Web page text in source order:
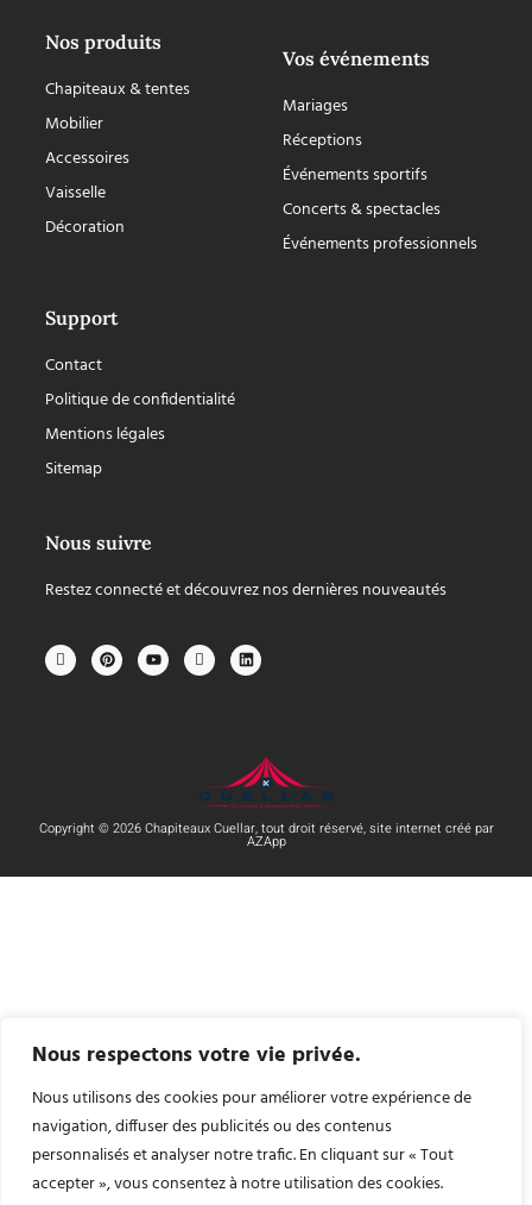
Nous respectons votre vie privée.
Nous utilisons des cookies pour améliorer votre expérience de
navigation, diffuser des publicités ou des contenus
personnalisés et analyser notre trafic. En cliquant sur « Tout
accepter », vous consentez à notre utilisation des cookies.
Nos produits
Chapiteaux & tentes
Mobilier
Accessoires
Vaisselle
Décoration
Vos événements
Mariages
Réceptions
Événements sportifs
Concerts & spectacles
Événements professionnels
Support
Contact
Politique de confidentialité
Mentions légales
Sitemap
Nous suivre
Restez connecté et découvrez nos dernières nouveautés
Copyright © 2026 Chapiteaux Cuellar, tout droit réservé, site internet créé par
AZApp